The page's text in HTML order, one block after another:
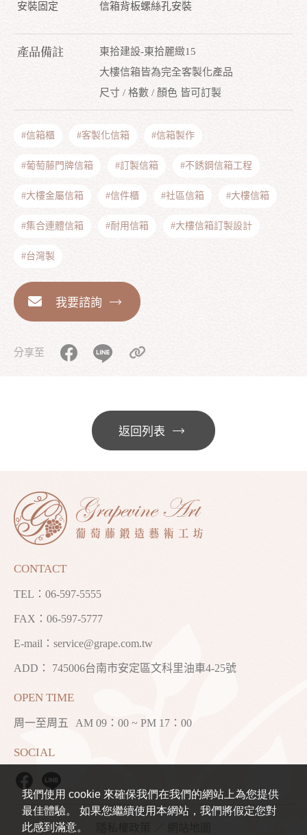
我們使用 cookie 來確保我們在我們的網站上為您提供
最佳體驗。 如果您繼續使用本網站，我們將假定您對
此感到滿意。
安裝固定 信箱背板螺絲孔安裝
產品備註
東拾建設-東拾麗緻15
大樓信箱皆為完全客製化產品
尺寸 / 格數 / 顏色 皆可訂製
#信箱櫃 #客製化信箱 #信箱製作
#葡萄藤門牌信箱 #訂製信箱 #不銹鋼信箱工程
#大樓金屬信箱 #信件櫃 #社區信箱 #大樓信箱
#集合連體信箱 #耐用信箱 #大樓信箱訂製設計
#台灣製
我要諮詢
分享至
返回列表
CONTACT
TEL： 06-597-5555
FAX：06-597-5777
E-mail： service@grape.com.tw
ADD： 745006台南市安定區文科里油車4-25號
OPEN TIME
周一至周五 AM 09：00 ~ PM 17：00
SOCIAL